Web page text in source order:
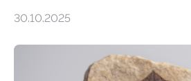
erfüllen können, müssen
der Ruhr-Universität Bochum um
und Dr. Ismaila Francis Yusuf hat
30.10.2025